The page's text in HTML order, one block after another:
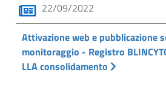
22/09/2022
Attivazione web e pubblicazione
monitoraggio - Registro
LLA consolidamento